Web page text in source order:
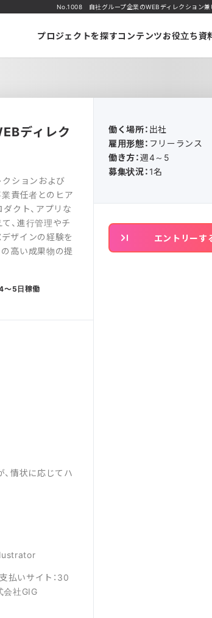
No.1008 自社グループ企業のWEBディレクション兼
プロジェクトを探すコンテンツお役立ち資
ディレク
クションおよび
責任者とのヒア
クト、アプリな
、進行管理やチ
ザインの経験を
高い成果物の提
〜5日稼働
、情状に応じてハ
払いサイト：30
社GIG
働く場所： 出社
雇用形態： フリーランス
働き方：週4～5
募集状況： 1名
エントリーす